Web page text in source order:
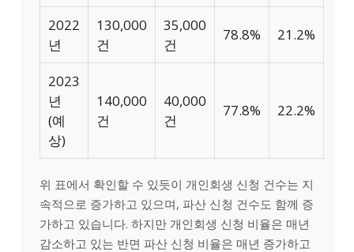
2022
년
130,000
건
35,000
건
78.8% 21.2%
2023
년
(예
상)
140,000
건
40,000
건
77.8% 22.2%
위 표에서 확인할 수 있듯이 개인회생 신청 건수는 지
속적으로 증가하고 있으며, 파산 신청 건수도 함께 증
가하고 있습니다. 하지만 개인회생 신청 비율은 매년
감소하고 있는 반면 파산 신청 비율은 매년 증가하고